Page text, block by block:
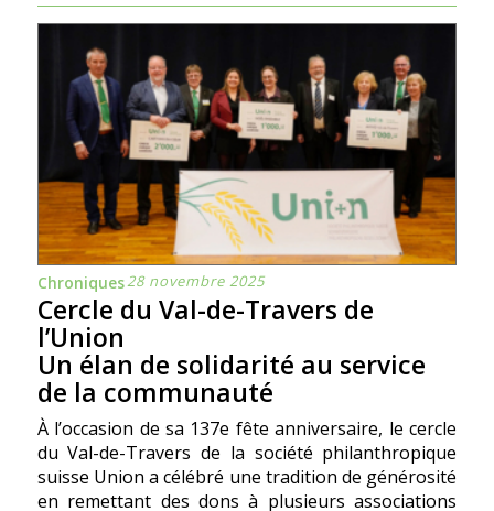
Chroniques28 novembre 2025
Cercle du Val-de-Travers de
l’Union
Un élan de solidarité au service
de la communauté
À l’occasion de sa 137e fête anniversaire, le cercle
du Val-de-Travers de la société philanthropique
suisse Union a célébré une tradition de générosité
en remettant des dons à plusieurs associations